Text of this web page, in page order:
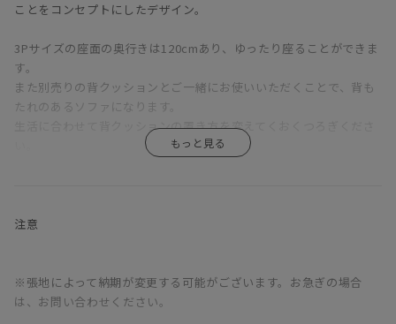
ことをコンセプトにしたデザイン。
3Pサイズの座面の奥行きは120cmあり、ゆったり座ることができま
す。
また別売りの背クッションとご一緒にお使いいただくことで、背も
たれのあるソファになります。
生活に合わせて背クッションの置き方を変えてくおくつろぎくださ
注意
※張地によって納期が変更する可能がございます。お急ぎの場合
は、お問い合わせください。